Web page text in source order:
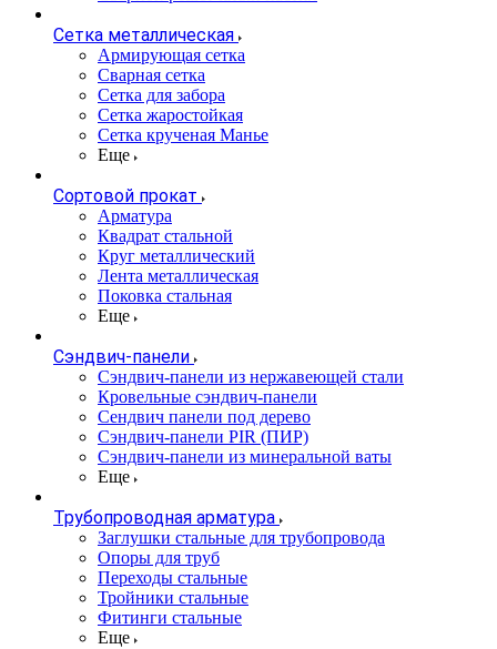
Сетка металлическая
Армирующая сетка
Сварная сетка
Сетка для забора
Сетка жаростойкая
Сетка крученая Манье
Еще
Сортовой прокат
Арматура
Квадрат стальной
Круг металлический
Лента металлическая
Поковка стальная
Еще
Сэндвич-панели
Cэндвич-панели из нержавеющей стали
Кровельные сэндвич-панели
Сендвич панели под дерево
Сэндвич-панели PIR (ПИР)
Сэндвич-панели из минеральной ваты
Еще
Трубопроводная арматура
Заглушки стальные для трубопровода
Опоры для труб
Переходы стальные
Тройники стальные
Фитинги стальные
Еще